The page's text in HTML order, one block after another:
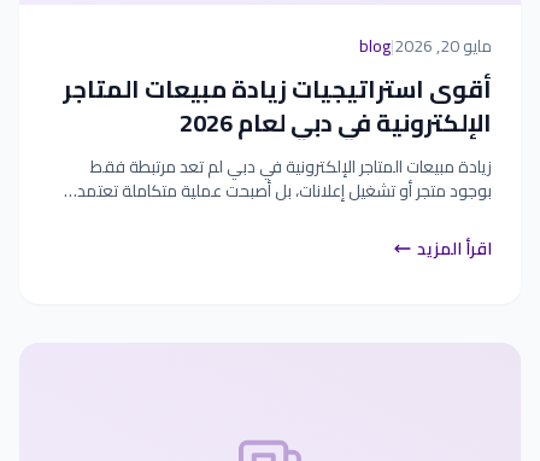
مايو 20, 2026 |
blog
أقوى استراتيجيات زيادة مبيعات المتاجر
الإلكترونية في دبي لعام 2026
زيادة مبيعات المتاجر الإلكترونية في دبي لم تعد مرتبطة فقط
بوجود متجر أو تشغيل إعلانات، بل أصبحت عملية متكاملة تعتمد…
اقرأ المزيد